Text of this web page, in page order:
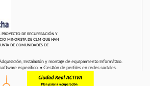
DE RECUPERACIÓN Y
MINORISTA DE CLM QUE HAN
DE COMUNIDADES DE
instalación y montaje de equipamiento informático.
específico. • Gestión de perfiles en redes sociales.